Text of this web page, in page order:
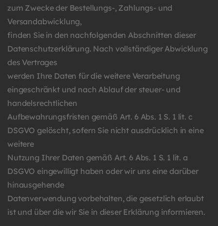
zum Zwecke der Bestellungs-, Zahlungs- und
Versandabwicklung,
finden Sie in den nachfolgenden Abschnitten dieser
Datenschutzerklärung. Nach vollständiger Abwicklung
des Vertrages
werden Ihre Daten für die weitere Verarbeitung
eingeschränkt und nach Ablauf der steuer- und
handelsrechtlichen
Aufbewahrungsfristen gemäß Art. 6 Abs. 1 S. 1 lit. c
DSGVO gelöscht, sofern Sie nicht ausdrücklich in eine
weitere
Nutzung Ihrer Daten gemäß Art. 6 Abs. 1 S. 1 lit. a
DSGVO eingewilligt haben oder wir uns eine darüber
hinausgehende
Datenverwendung vorbehalten, die gesetzlich erlaubt
ist und über die wir Sie in dieser Erklärung informieren.